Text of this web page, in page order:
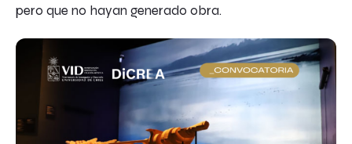
pero que no hayan generado obra.